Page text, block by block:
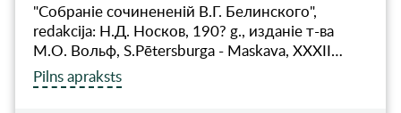
"Собранiе сочинененiй В.Г. Белинского",
redakcija: Н.Д. Носков, 190? g., изданiе т-ва
М.О. Вольф, S.Pētersburga - Maskava, XXXII…
Pilns apraksts